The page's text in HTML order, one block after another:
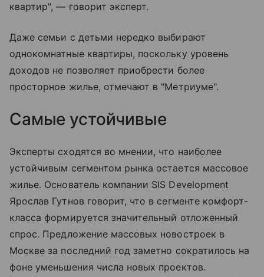
квартир", — говорит эксперт.
Даже семьи с детьми нередко выбирают
однокомнатные квартиры, поскольку уровень
доходов не позволяет приобрести более
просторное жилье, отмечают в "Метриуме".
Самые устойчивые
Эксперты сходятся во мнении, что наиболее
устойчивым сегментом рынка остается массовое
жилье. Основатель компании SIS Development
Ярослав Гутнов говорит, что в сегменте комфорт-
класса формируется значительный отложенный
спрос. Предложение массовых новостроек в
Москве за последний год заметно сократилось на
фоне уменьшения числа новых проектов.